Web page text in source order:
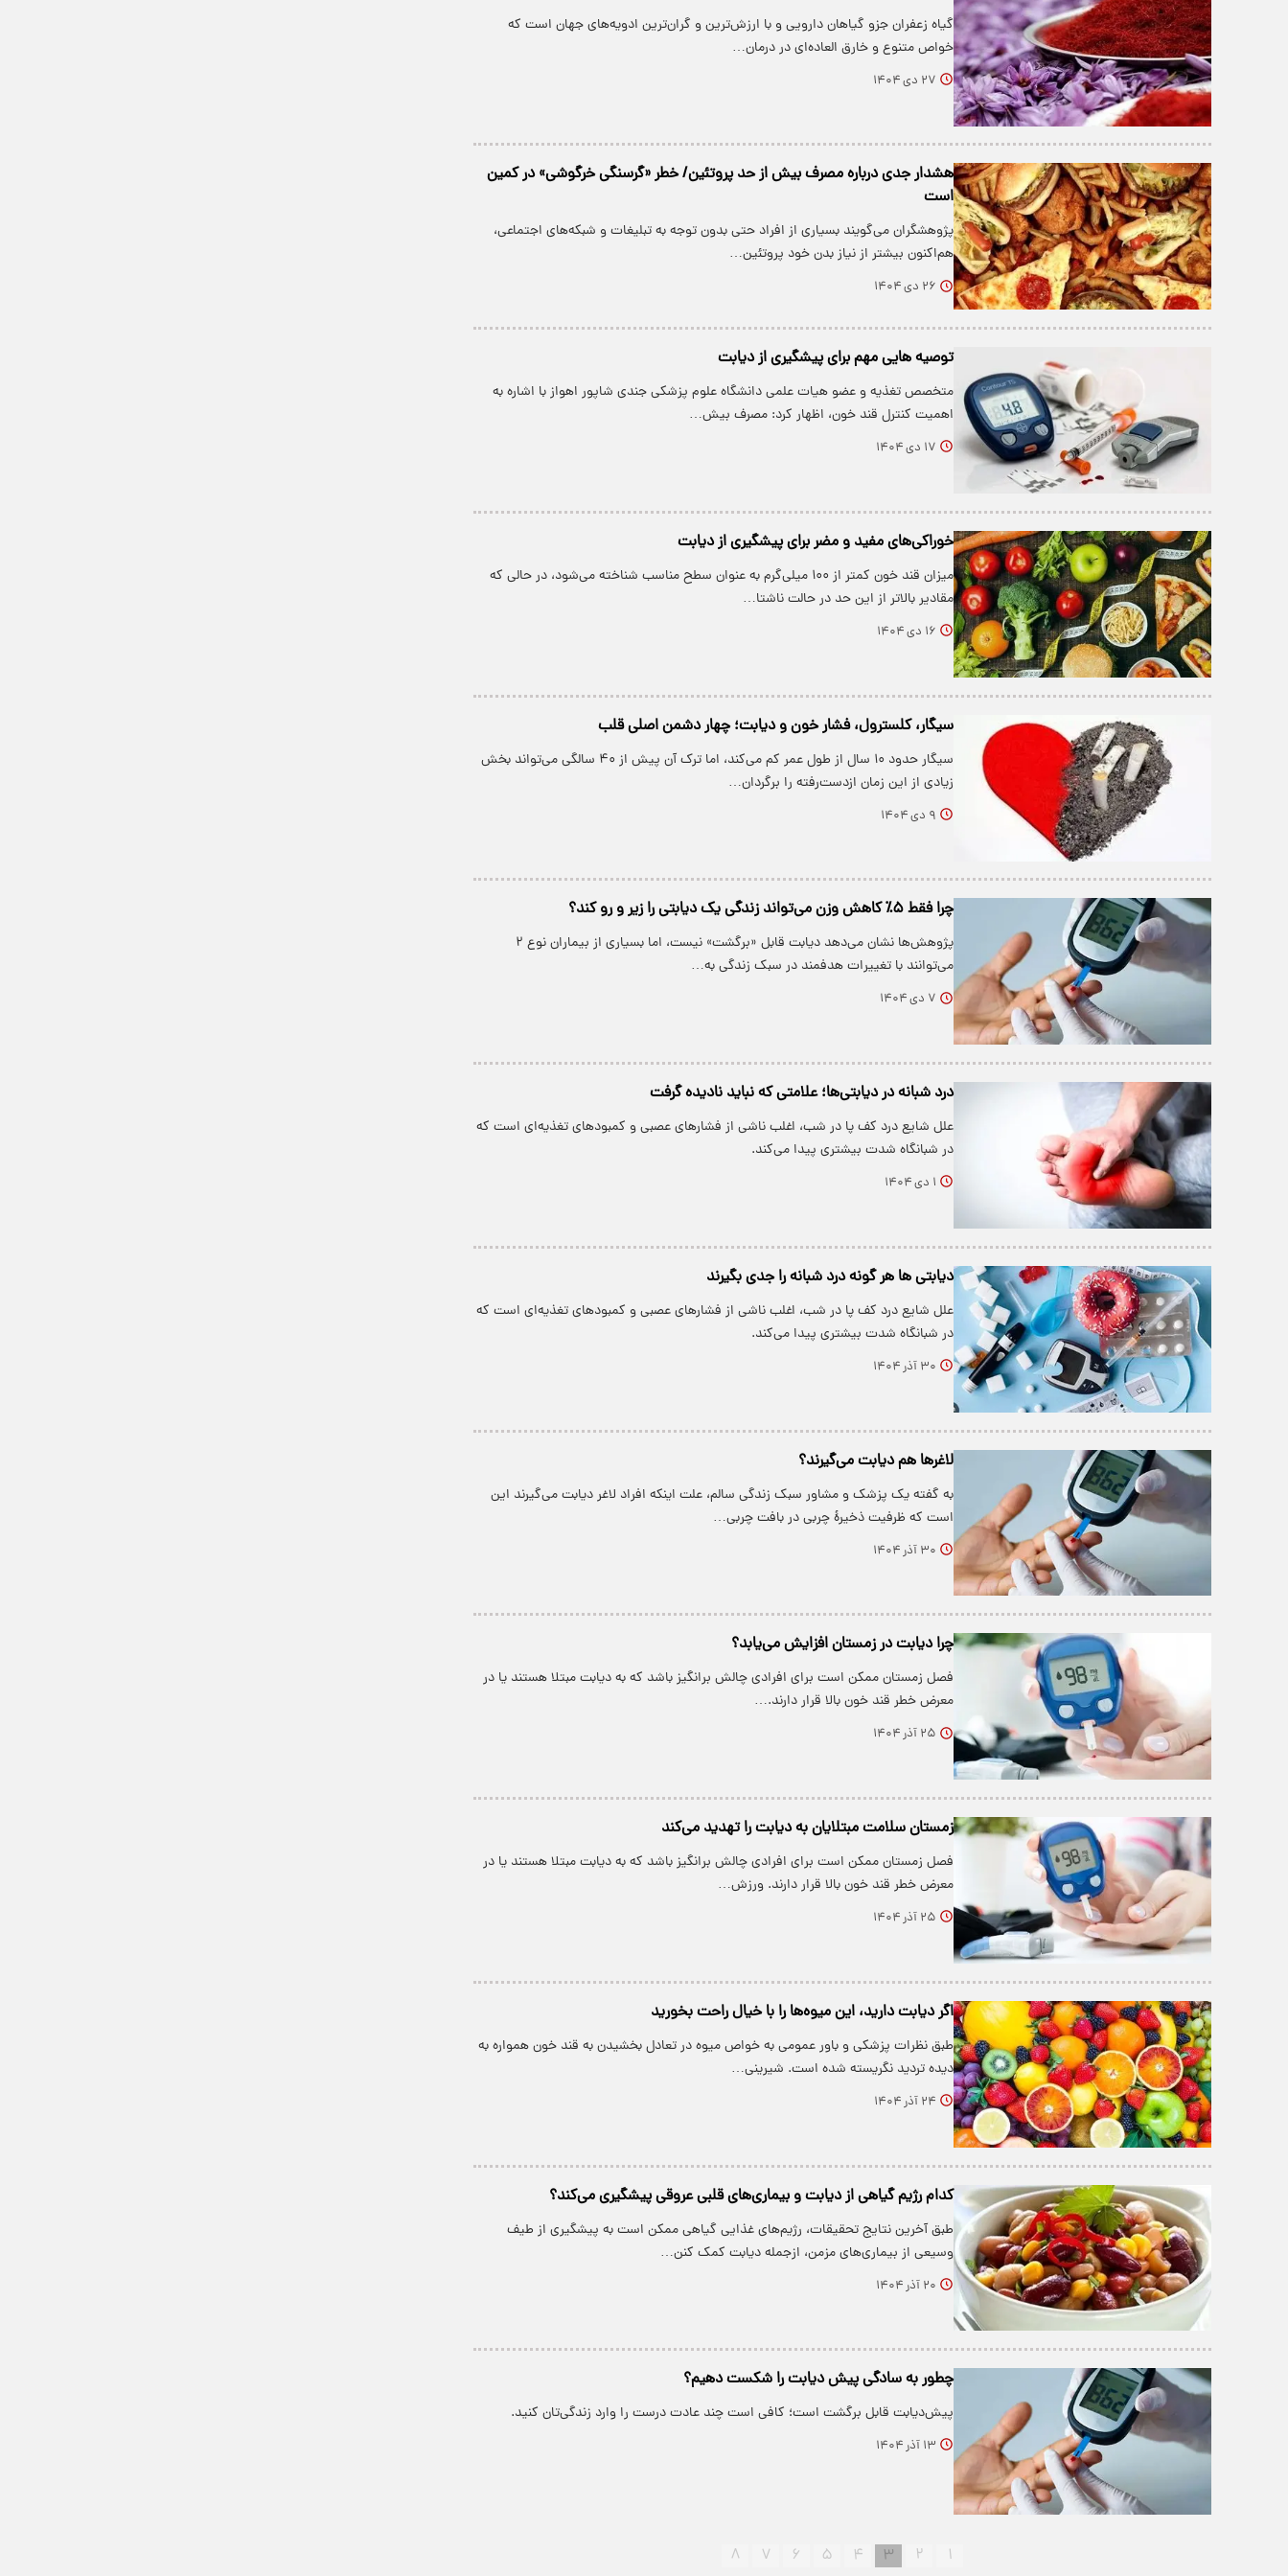
گیاه زعفران جزو گیاهان دارویی و با ارزش‌ترین و گران‌ترین ادویه‌های جهان است که
خواص متنوع و خارق العاده‌ای در درمان…
۲۷ دی ۱۴۰۴
هشدار جدی درباره مصرف بیش‌ از حد پروتئین/ خطر «گرسنگی خرگوشی» در کمین
است
پژوهشگران می‌گویند بسیاری از افراد حتی بدون توجه به تبلیغات و شبکه‌های اجتماعی،
هم‌اکنون بیشتر از نیاز بدن خود پروتئین…
۲۶ دی ۱۴۰۴
توصیه هایی مهم برای پیشگیری از دیابت
متخصص تغذیه و عضو هیات علمی دانشگاه علوم پزشکی جندی شاپور اهواز با اشاره به
اهمیت کنترل قند خون، اظهار کرد: مصرف بیش…
۱۷ دی ۱۴۰۴
خوراکی‌های مفید و مضر برای پیشگیری از دیابت
میزان قند خون کمتر از ۱۰۰ میلی‌گرم به عنوان سطح مناسب شناخته می‌شود، در حالی که
مقادیر بالاتر از این حد در حالت ناشتا…
۱۶ دی ۱۴۰۴
سیگار، کلسترول، فشار خون و دیابت؛ چهار دشمن اصلی قلب
سیگار حدود ۱۰ سال از طول عمر کم می‌کند، اما ترک آن پیش از ۴۰ سالگی می‌تواند بخش
زیادی از این زمان ازدست‌رفته را برگردان…
۹ دی ۱۴۰۴
چرا فقط ۵٪ کاهش وزن می‌تواند زندگی یک دیابتی را زیر و رو کند؟
پژوهش‌ها نشان می‌دهد دیابت قابل «برگشت» نیست، اما بسیاری از بیماران نوع ۲
می‌توانند با تغییرات هدفمند در سبک زندگی به…
۷ دی ۱۴۰۴
درد شبانه در دیابتی‌ها؛ علامتی که نباید نادیده گرفت
علل شایع درد کف پا در شب، اغلب ناشی از فشارهای عصبی و کمبودهای تغذیه‌ای است که
در شبانگاه شدت بیشتری پیدا می‌کند.
۱ دی ۱۴۰۴
دیابتی ها هر گونه درد شبانه را جدی بگیرند
علل شایع درد کف پا در شب، اغلب ناشی از فشارهای عصبی و کمبودهای تغذیه‌ای است که
در شبانگاه شدت بیشتری پیدا می‌کند.
۳۰ آذر ۱۴۰۴
لاغرها هم دیابت می‌گیرند؟
به گفته یک پزشک و مشاور سبک زندگی سالم، علت اینکه افراد لاغر دیابت می‌گیرند این
است که ظرفیت ذخیرهٔ چربی در بافت چربی…
۳۰ آذر ۱۴۰۴
چرا دیابت در زمستان افزایش می‌یابد؟
فصل زمستان ممکن است برای افرادی چالش برانگیز باشد که به دیابت مبتلا هستند یا در
معرض خطر قند خون بالا قرار دارند.…
۲۵ آذر ۱۴۰۴
زمستان سلامت مبتلایان به دیابت را تهدید می‌کند
فصل زمستان ممکن است برای افرادی چالش برانگیز باشد که به دیابت مبتلا هستند یا در
معرض خطر قند خون بالا قرار دارند. ورزش…
۲۵ آذر ۱۴۰۴
اگر دیابت دارید، این میوه‌ها را با خیال راحت بخورید
طبق نظرات پزشکی و باور عمومی به خواص میوه در تعادل بخشیدن به قند خون همواره به
دیده تردید نگریسته شده است. شیرینی…
۲۴ آذر ۱۴۰۴
کدام رژیم‌ گیاهی از دیابت و بیماری‌های قلبی عروقی پیشگیری می‌کند؟
طبق آخرین نتایج تحقیقات، رژیم‌های غذایی گیاهی ممکن است به پیشگیری از طیف
وسیعی از بیماری‌های مزمن، ازجمله دیابت کمک کنن…
۲۰ آذر ۱۴۰۴
چطور به سادگی پیش دیابت را شکست دهیم؟
پیش‌دیابت قابل برگشت است؛ کافی است چند عادت درست را وارد زندگی‌تان کنید.
۱۳ آذر ۱۴۰۴
۱ ۲ ۳ ۴ ۵ ۶ ۷ ۸